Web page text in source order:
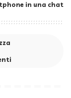
in una chat